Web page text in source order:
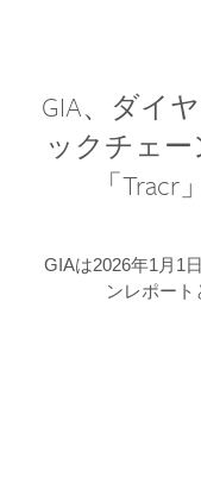
GIA、ダイ
ックチェ
「
GIAは2026年1月1
ンレポート